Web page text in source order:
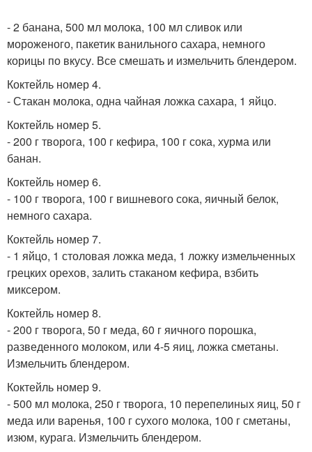
- 2 банана, 500 мл молока, 100 мл сливок или
мороженого, пакетик ванильного сахара, немного
корицы по вкусу. Все смешать и измельчить блендером.
Коктейль номер 4.
- Стакан молока, одна чайная ложка сахара, 1 яйцо.
Коктейль номер 5.
- 200 г творога, 100 г кефира, 100 г сока, хурма или
банан.
Коктейль номер 6.
- 100 г творога, 100 г вишневого сока, яичный белок,
немного сахара.
Коктейль номер 7.
- 1 яйцо, 1 столовая ложка меда, 1 ложку измельченных
грецких орехов, залить стаканом кефира, взбить
миксером.
Коктейль номер 8.
- 200 г творога, 50 г меда, 60 г яичного порошка,
разведенного молоком, или 4-5 яиц, ложка сметаны.
Измельчить блендером.
Коктейль номер 9.
- 500 мл молока, 250 г творога, 10 перепелиных яиц, 50 г
меда или варенья, 100 г сухого молока, 100 г сметаны,
изюм, курага. Измельчить блендером.